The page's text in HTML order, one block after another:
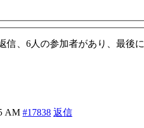
信、6人の参加者があり、最後に
AM #17838 返信